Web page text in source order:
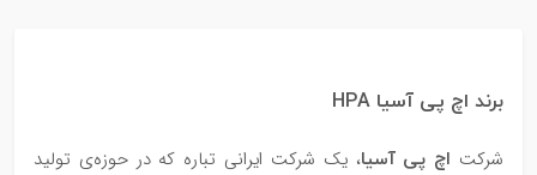
برند اچ پی آسیا HPA
شرکت اچ پی آسیا، یک شرکت ایرانی تباره که در حوزه‌ی تولید